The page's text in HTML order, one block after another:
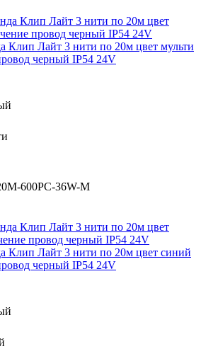
Клип Лайт 3 нити по 20м цвет мульти
черный IP54 24V
600PC-36W-M
Клип Лайт 3 нити по 20м цвет синий
черный IP54 24V